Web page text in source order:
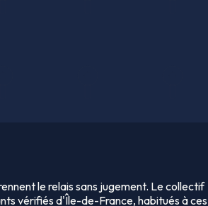
le relais sans jugement. Le collectif
vérifiés d'Île-de-France, habitués à ces